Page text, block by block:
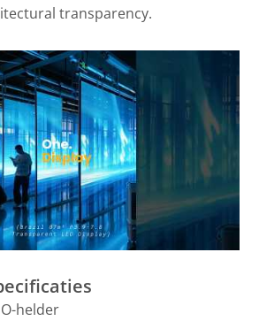
transparency.
O-helder